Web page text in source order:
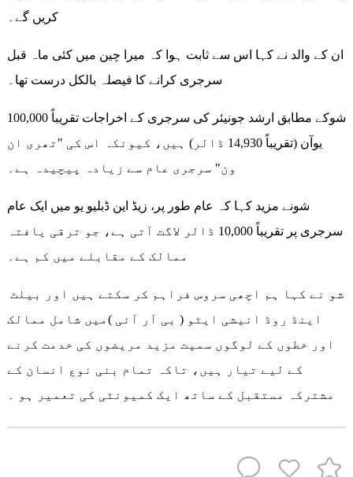
کریں گے۔
ان کے والد نے کہا اس سے ثابت ہوا کہ میرا چین میں کئی ماہ قبل
شوکے مطابق ارشد جونیئر کی سرجری کے اخراجات تقریباً 100,000
یوآن (تقریباً 14,930 ڈالر) ہیں، کیونکہ اس کی "تھری ان
ون" سرجری عام سے زیادہ پیچیدہ ہے۔
شونے مزید کہا کہ عام طور پر، زیڈ این ڈبلیو یو میں ایک عام
سرجری پر تقریباً 10,000 ڈالر لاگت آتی ہے، جو ترقی یافتہ
ممالک کے مقابلے میں کم ہے۔
اینڈ روڈ انیشی ایٹو ( بی آر آئی )میں شامل ممالک
اور خطوں کے لوگوں سمیت مزید مریضوں کی خدمت کرنے
کے لیے تیار ہیں، تاکہ تمام بنی نوع انسان کے
مشترکہ مستقبل کے ساتھ ایک کمیونٹی کی تعمیر ہو ۔